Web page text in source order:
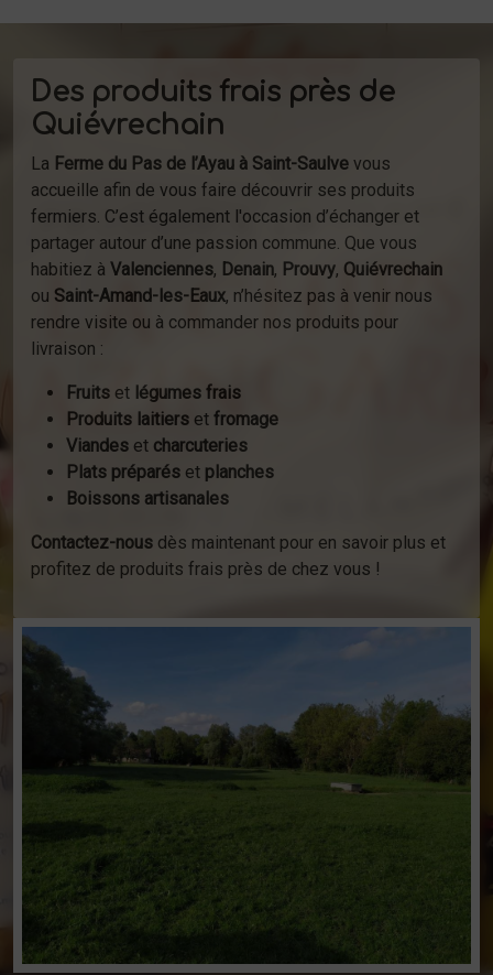
Des produits frais près de
Quiévrechain
La Ferme du Pas de l’Ayau à Saint-Saulve vous
accueille afin de vous faire découvrir ses produits
fermiers. C’est également l'occasion d’échanger et
partager autour d’une passion commune. Que vous
habitiez à Valenciennes, Denain, Prouvy, Quiévrechain
ou Saint-Amand-les-Eaux, n’hésitez pas à venir nous
rendre visite ou à commander nos produits pour
livraison :
Fruits et légumes frais
Produits laitiers et fromage
Viandes et charcuteries
Plats préparés et planches
Boissons artisanales
Contactez-nous dès maintenant pour en savoir plus et
profitez de produits frais près de chez vous !